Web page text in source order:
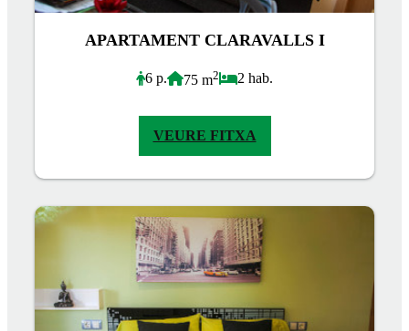
APARTAMENT CLARAVALLS I
6 p. 75 m2 2 hab.
VEURE FITXA